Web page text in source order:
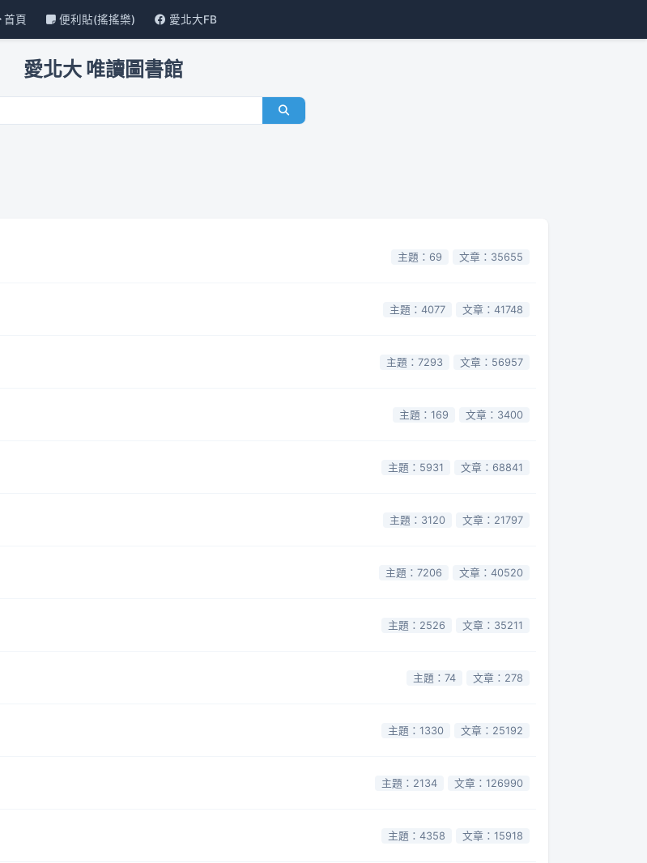
首頁 便利貼(搖搖樂) 愛北大FB
愛北大 唯讀圖書館
主題：69 文章：35655
主題：4077 文章：41748
主題：7293 文章：56957
主題：169 文章：3400
主題：5931 文章：68841
主題：3120 文章：21797
主題：7206 文章：40520
主題：2526 文章：35211
主題：74 文章：278
主題：1330 文章：25192
主題：2134 文章：126990
主題：4358 文章：15918